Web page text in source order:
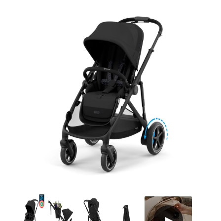
Baby
Legetøj og spil
Mor & Far
Møbler & sengetøj
Tilbehør
Reservedele
Kampagner
Tips til gaver
Vores favoritter
Mærker